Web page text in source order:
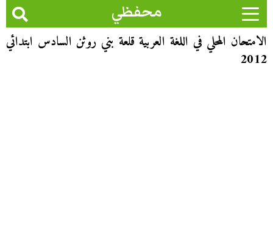
محفظي
الامتحان المحلي في اللغة العربية قلعة بني روثن السادس ابتدائي
2012